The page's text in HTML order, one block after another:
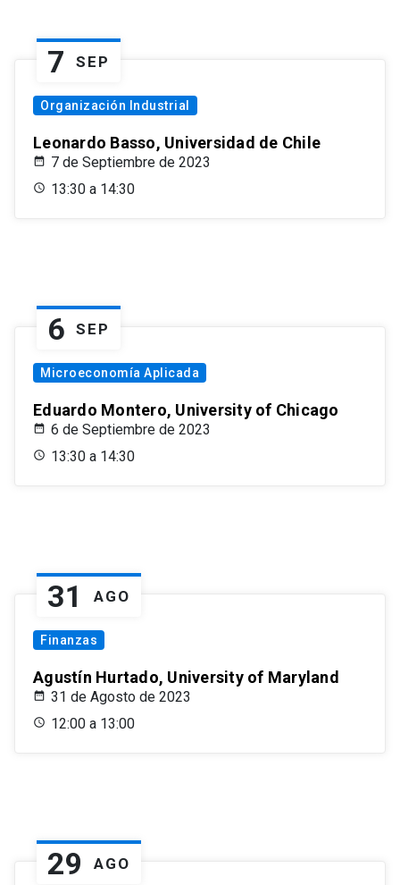
7 SEP
Organización Industrial
Leonardo Basso, Universidad de Chile
7 de Septiembre de 2023
13:30 a 14:30
6 SEP
Microeconomía Aplicada
Eduardo Montero, University of Chicago
6 de Septiembre de 2023
13:30 a 14:30
31 AGO
Finanzas
Agustín Hurtado, University of Maryland
31 de Agosto de 2023
12:00 a 13:00
29 AGO